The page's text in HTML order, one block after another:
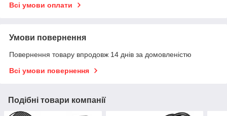
Всі умови оплати
Умови повернення
Повернення товару впродовж 14 днів за домовленістю
Всі умови повернення
Подібні товари компанії